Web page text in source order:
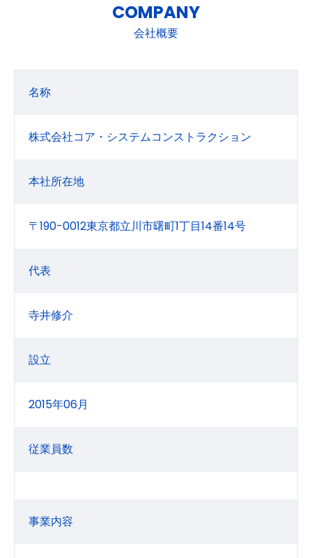
COMPANY
会社概要
名称
株式会社コア・システムコンストラクション
本社所在地
〒190-0012東京都立川市曙町1丁目14番14号
代表
寺井修介
設立
2015年06月
従業員数
事業内容